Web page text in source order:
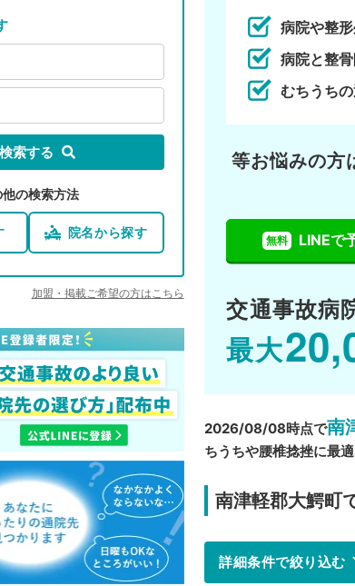
検索する
他の検索方法
院名から探す
加盟・掲載ご希望の方はこちら
病院や整
病院と整
むちうち
等お悩みの方
無料 LINEで
交通事故病
最大
2026/08/08時点で南
ちうちや腰椎捻挫に最
南津軽郡大鰐町
詳細条件で絞り込む